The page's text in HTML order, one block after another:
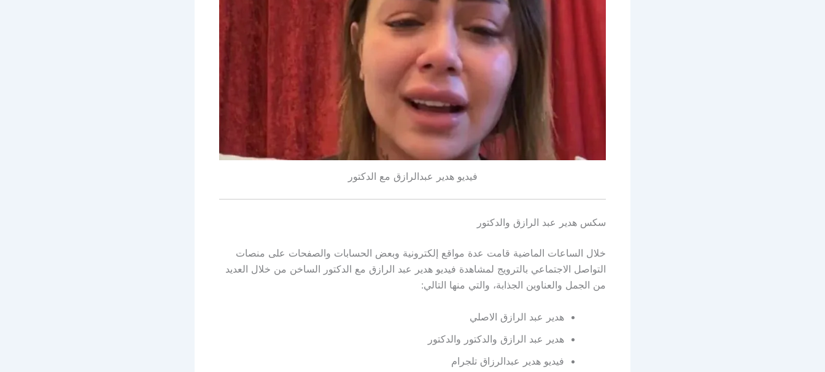
فيديو هدير عبدالرازق مع الدكتور
سكس هدير عبد الرازق والدكتور
خلال الساعات الماضية قامت عدة مواقع إلكترونية وبعض الحسابات والصفحات على منصات
التواصل الاجتماعي بالترويج لمشاهدة فيديو هدير عبد الرازق مع الدكتور الساخن من خلال العديد
من الجمل والعناوين الجذابة، والتي منها التالي:
هدير عبد الرازق الاصلي
هدير عبد الرازق والدكتور والدكتور
فيديو هدير عبدالرزاق تلجرام